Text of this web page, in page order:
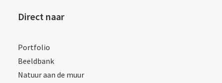
Direct naar
Portfolio
Beeldbank
Natuur aan de muur